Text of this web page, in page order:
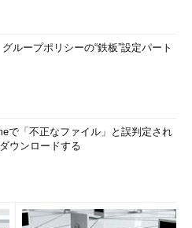
ループポリシーの“鉄板”設定パート
で「不正なファイル」と誤判定され
ウンロードする